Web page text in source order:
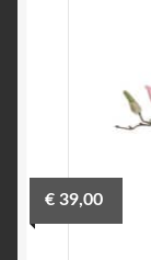
€39,00